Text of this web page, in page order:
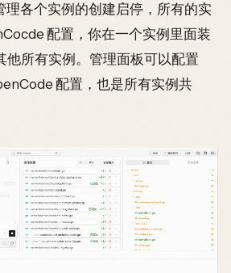
理各个实例的创建启停，所有的实
配置，你在一个实例里面装
他所有实例。管理面板可以配置
配置，也是所有实例共